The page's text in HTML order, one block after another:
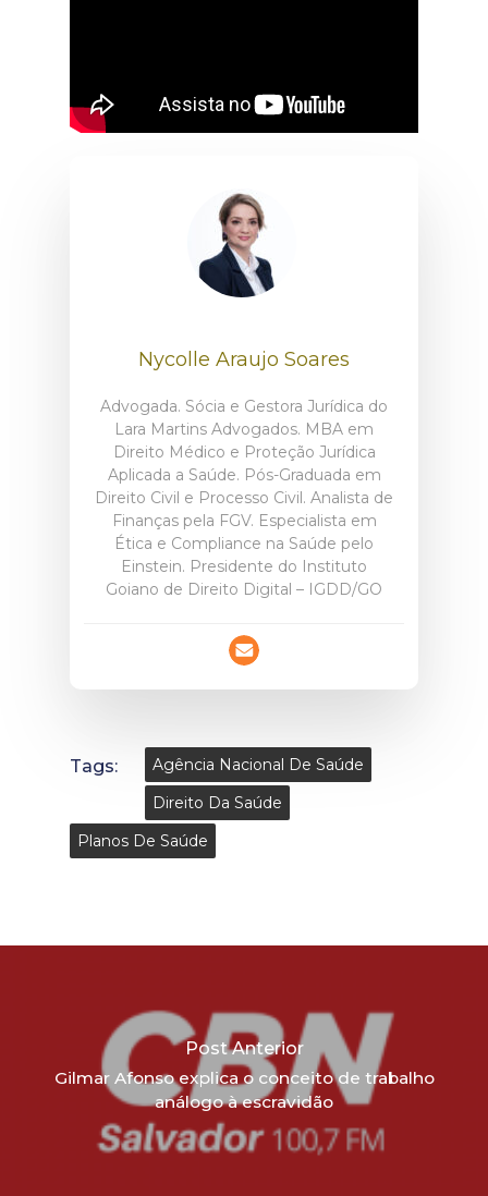
Nycolle Araujo Soares
Advogada. Sócia e Gestora Jurídica do
Lara Martins Advogados. MBA em
Direito Médico e Proteção Jurídica
Aplicada a Saúde. Pós-Graduada em
Direito Civil e Processo Civil. Analista de
Finanças pela FGV. Especialista em
Ética e Compliance na Saúde pelo
Einstein. Presidente do Instituto
Goiano de Direito Digital – IGDD/GO
Tags:
Agência Nacional De Saúde
Direito Da Saúde
Planos De Saúde
Post Anterior
Gilmar Afonso explica o conceito de trabalho
análogo à escravidão